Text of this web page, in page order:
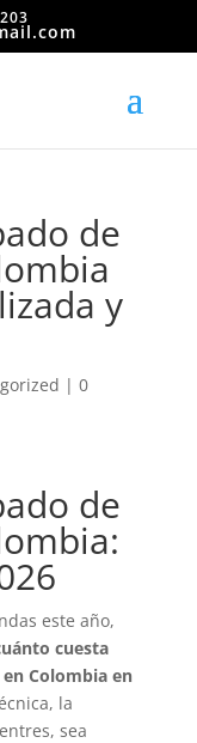
de
y
| 0
de
este año,
cuesta
Colombia en
la
sea